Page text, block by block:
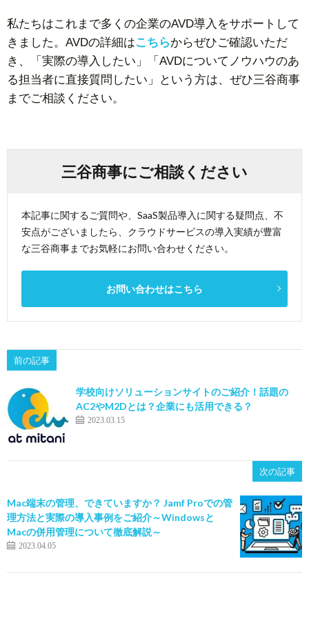
私たちはこれまで多くの企業のAVD導入をサポートして
きました。AVDの詳細はこちらからぜひご確認いただ
き、「実際の導入したい」「AVDについてノウハウのあ
る担当者に直接質問したい」という方は、ぜひ三谷商事
までご相談ください。
三谷商事にご相談ください
本記事に関するご質問や、SaaS製品導入に関する疑問点、不
安点がございましたら、クラウドサービスの導入実績が豊富
な三谷商事までお気軽にお問い合わせください。
お問い合わせはこちら
前の記事
学校向けソリューションサイトのご紹介！話題の
AC2やM2Dとは？企業にも活用できる？
2023.03.15
次の記事
Mac端末の管理、できていますか？ Jamf Proでの管
理方法と実際の導入事例をご紹介～Windowsと
Macの併用管理について徹底解説～
2023.04.05